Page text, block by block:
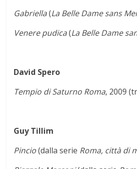
Gabriella(La Belle Dame sans
Venere pudica(La Belle Dame
David Spero
Tempio di Saturno Roma, 2009
Guy Tillim
Pincio(dalla serie Roma, città di